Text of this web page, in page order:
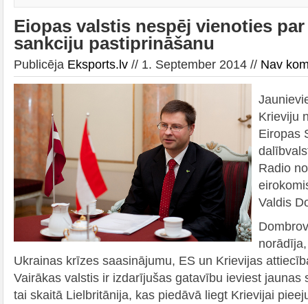
Eiopas valstis nespēj vienoties
sankciju pastiprināšanu
Publicēja Eksports.lv // 1. September 2014 // Nav
Krieviju
Eiropas
Radio
Valdis
Ukrainas krīzes saasinājumu, ES un Krievijas
Vairākas valstis ir izdarījušas gatavību ieviest jaunas
tai skaitā Lielbritānija, kas piedāvā liegt Krievijai